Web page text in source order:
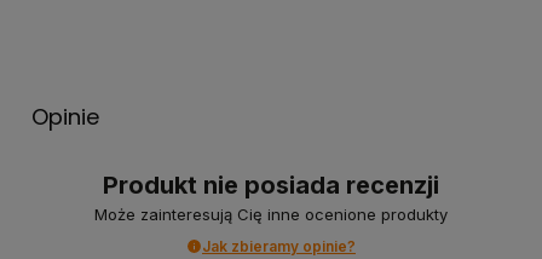
Opinie
Produkt nie posiada recenzji
Może zainteresują Cię inne ocenione produkty
Jak zbieramy opinie?